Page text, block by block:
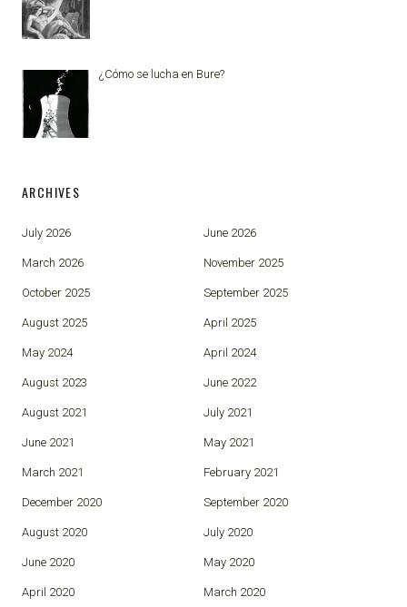
¿Cómo se lucha en Bure?
ARCHIVES
July 2026 June 2026
March 2026 November 2025
October 2025 September 2025
August 2025 April 2025
May 2024 April 2024
August 2023 June 2022
August 2021 July 2021
June 2021 May 2021
March 2021 February 2021
December 2020 September 2020
August 2020 July 2020
June 2020 May 2020
April 2020 March 2020